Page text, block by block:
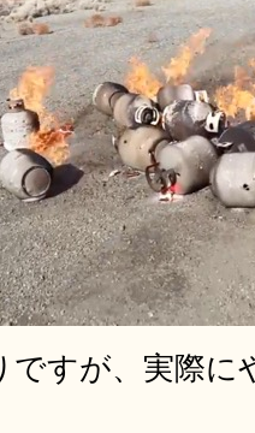
ですが、実際に